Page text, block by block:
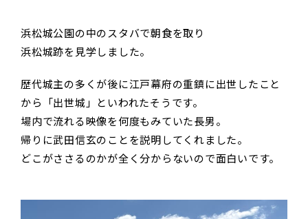
浜松城公園の中のスタバで朝食を取り
浜松城跡を見学しました。
歴代城主の多くが後に江戸幕府の重鎮に出世したこと
から「出世城」といわれたそうです。
場内で流れる映像を何度もみていた長男。
帰りに武田信玄のことを説明してくれました。
どこがささるのかが全く分からないので面白いです。